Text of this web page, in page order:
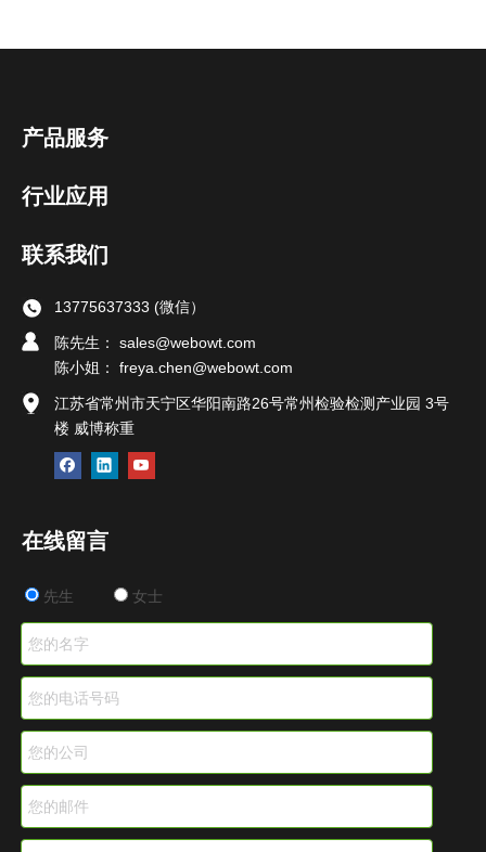
产品服务
行业应用
联系我们
13775637333 (微信）
陈先生： sales@webowt.com
陈小姐： freya.chen@webowt.com
江苏省常州市天宁区华阳南路26号常州检验检测产业园 3号
楼 威博称重
在线留言
先生 女士